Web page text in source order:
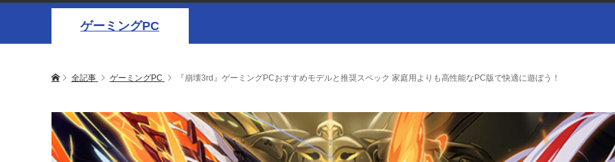
ゲーミングPC
全記事 ゲーミングPC 『崩壊3rd』ゲーミングPCおすすめモデルと推奨スペック 家庭用よりも高性能なPC版で快適に遊ぼう！